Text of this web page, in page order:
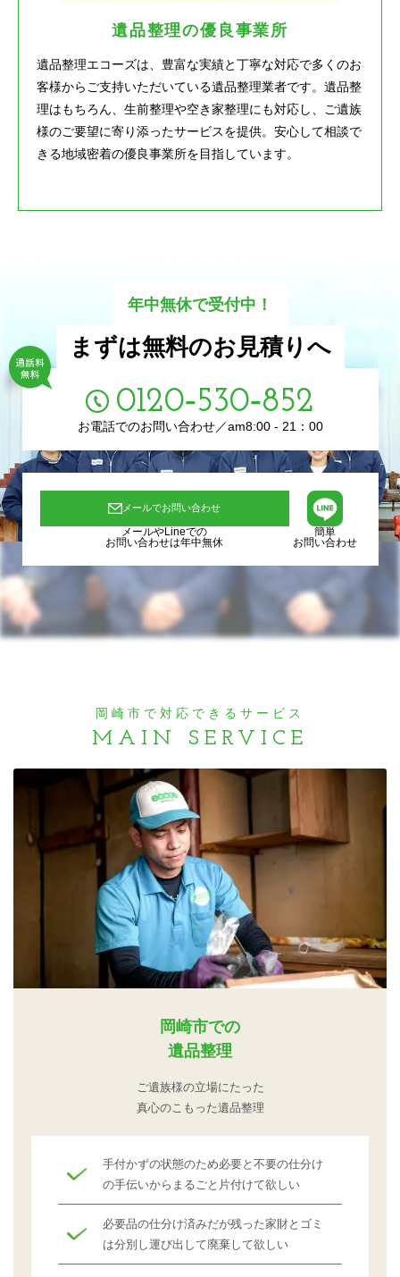
遺品整理の優良事業所
遺品整理エコーズは、豊富な実績と丁寧な対応で多くのお
客様からご支持いただいている遺品整理業者です。遺品整
理はもちろん、生前整理や空き家整理にも対応し、ご遺族
様のご要望に寄り添ったサービスを提供。安心して相談で
きる地域密着の優良事業所を目指しています。
年中無休で受付中！
まずは無料のお見積りへ
0120‑530‑852
お電話でのお問い合わせ／am8:00 - 21：00
メールでお問い合わせ
メールやLineでの
お問い合わせは年中無休
簡単
お問い合わせ
岡崎市で対応できるサービス
MAIN SERVICE
岡崎市での
遺品整理
ご遺族様の立場にたった
真心のこもった遺品整理
手付かずの状態のため必要と不要の仕分け
の手伝いからまるごと片付けて欲しい
必要品の仕分け済みだが残った家財とゴミ
は分別し運び出して廃棄して欲しい